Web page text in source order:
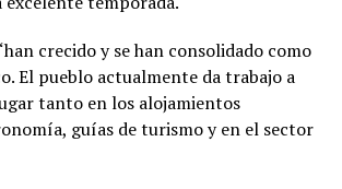
crecido y se han consolidado como
El pueblo actualmente da trabajo a
tanto en los alojamientos
guías de turismo y en el sector